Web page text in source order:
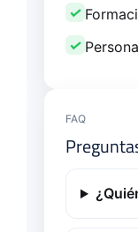
✓
✓
FAQ